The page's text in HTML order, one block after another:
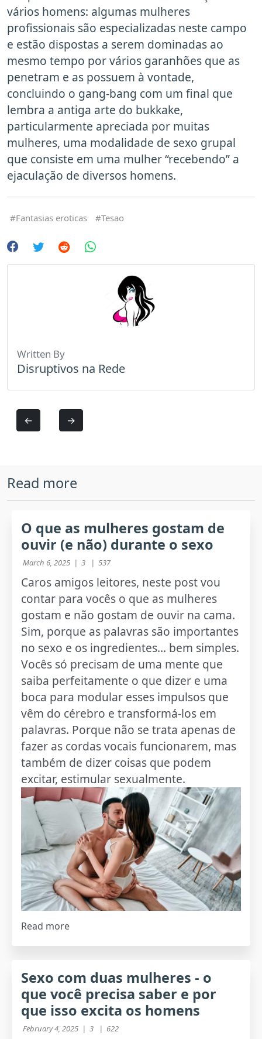
vários homens: algumas mulheres
profissionais são especializadas neste campo
e estão dispostas a serem dominadas ao
mesmo tempo por vários garanhões que as
penetram e as possuem à vontade,
concluindo o gang-bang com um final que
lembra a antiga arte do bukkake,
particularmente apreciada por muitas
mulheres, uma modalidade de sexo grupal
que consiste em uma mulher “recebendo” a
ejaculação de diversos homens.
Fantasias eroticas Tesao
Written By
Disruptivos na Rede
← →
Read more
O que as mulheres gostam de
ouvir (e não) durante o sexo
March 6, 2025 | 3 | 537
Caros amigos leitores, neste post vou
contar para vocês o que as mulheres
gostam e não gostam de ouvir na cama.
Sim, porque as palavras são importantes
no sexo e os ingredientes… bem simples.
Vocês só precisam de uma mente que
saiba perfeitamente o que dizer e uma
boca para modular esses impulsos que
vêm do cérebro e transformá-los em
palavras. Porque não se trata apenas de
fazer as cordas vocais funcionarem, mas
também de dizer coisas que podem
excitar, estimular sexualmente.
Read more
Sexo com duas mulheres - o
que você precisa saber e por
que isso excita os homens
February 4, 2025 | 3 | 622